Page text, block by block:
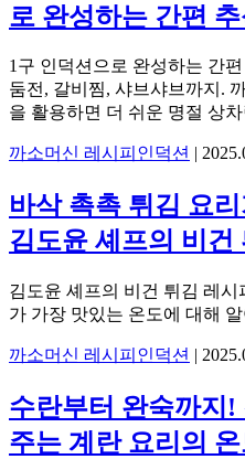
로 완성하는 간편
1구 인덕션으로 완성하는 간
둠전, 갈비찜, 샤브샤브까지.
을 활용하면 더 쉬운 명절 상
까소머신 레시피 인덕션 |
바삭 촉촉 튀김 요
김도윤 셰프의 비건
김도윤 셰프의 비건 튀김 레시
가 가장 맛있는 온도에 대해
까소머신 레시피 인덕션 |
수란부터 완숙까지!
주는 계란 요리의